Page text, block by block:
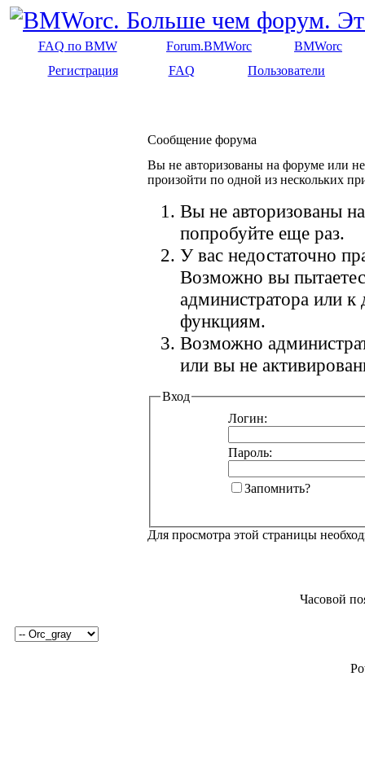
FAQ по BMW Forum.BMWorc
BMWorc
Регистрация
FAQ Пользователи
Сообщение форума
Вы не авторизованы на форуме или
произойти по одной из нескольких
Вы не авторизованы
попробуйте еще раз.
У вас недостаточно
Возможно вы
администратора или
функциям.
Возможно
или вы не
Вход
Логин:
Пароль:
Запомнить?
Для просмотра этой страницы
Часовой